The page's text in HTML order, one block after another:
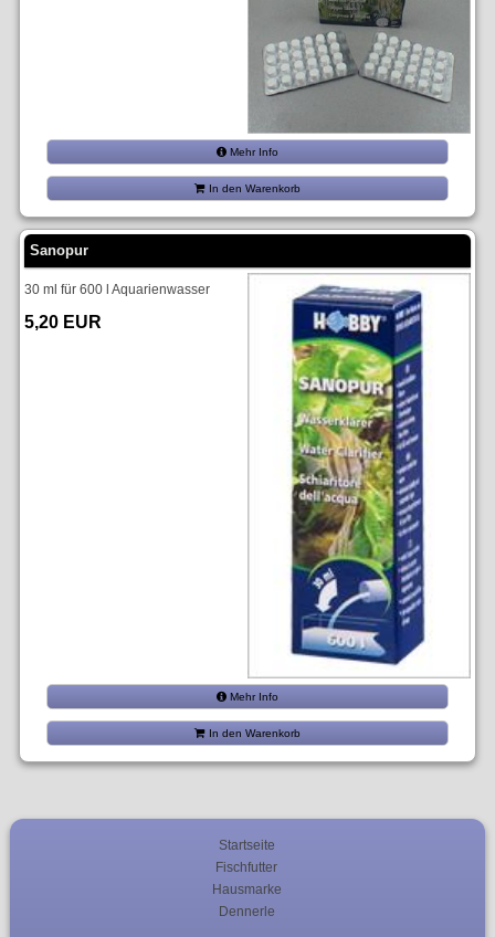
Mehr Info
In den Warenkorb
Sanopur
30 ml für 600 l Aquarienwasser
5,20 EUR
Mehr Info
In den Warenkorb
Startseite
Fischfutter
Hausmarke
Dennerle